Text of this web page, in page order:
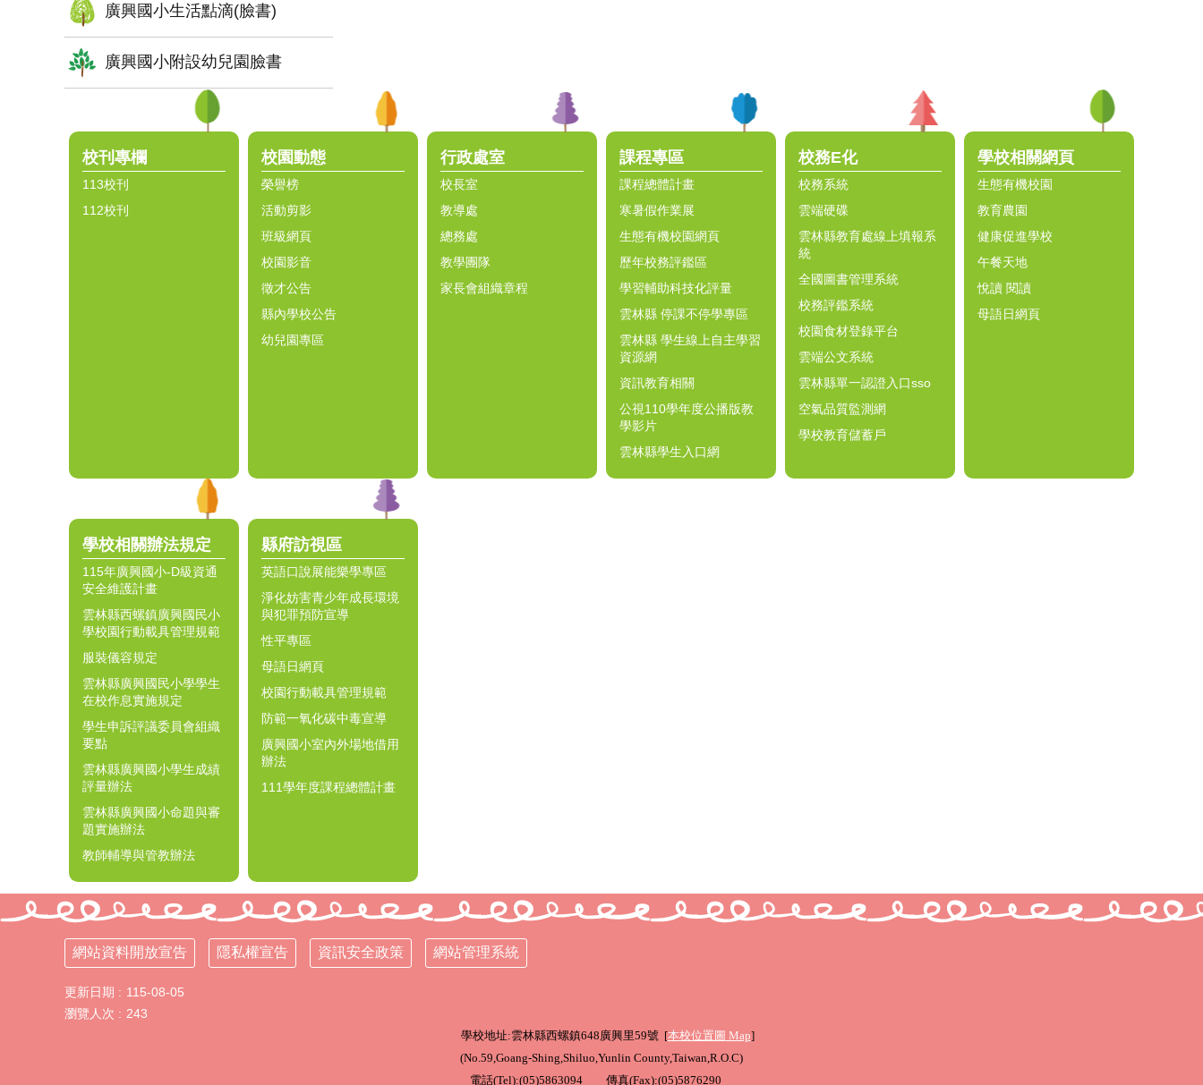
廣興國小生活點滴(臉書)
廣興國小附設幼兒園臉書
校刊專欄
113校刊
112校刊
校園動態
榮譽榜
活動剪影
班級網頁
校園影音
徵才公告
縣內學校公告
幼兒園專區
行政處室
校長室
教導處
總務處
教學團隊
家長會組織章程
課程專區
課程總體計畫
寒暑假作業展
生態有機校園網頁
歷年校務評鑑區
學習輔助科技化評量
雲林縣 停課不停學專區
雲林縣 學生線上自主學習
資源網
資訊教育相關
公視110學年度公播版教
學影片
雲林縣學生入口網
校務E化
校務系統
雲端硬碟
雲林縣教育處線上填報系
統
全國圖書管理系統
校務評鑑系統
校園食材登錄平台
雲端公文系統
雲林縣單一認證入口sso
空氣品質監測網
學校教育儲蓄戶
學校相關網頁
生態有機校園
教育農園
健康促進學校
午餐天地
悅讀 閱讀
母語日網頁
學校相關辦法規定
115年廣興國小-D級資通
安全維護計畫
雲林縣西螺鎮廣興國民小
學校園行動載具管理規範
服裝儀容規定
雲林縣廣興國民小學學生
在校作息實施規定
學生申訴評議委員會組織
要點
雲林縣廣興國小學生成績
評量辦法
雲林縣廣興國小命題與審
題實施辦法
教師輔導與管教辦法
縣府訪視區
英語口說展能樂學專區
淨化妨害青少年成長環境
與犯罪預防宣導
性平專區
母語日網頁
校園行動載具管理規範
防範一氧化碳中毒宣導
廣興國小室內外場地借用
辦法
111學年度課程總體計畫
網站資料開放宣告 隱私權宣告 資訊安全政策 網站管理系統
更新日期
115-08-05
瀏覽人次
243
學校地址:雲林縣西螺鎮648廣興里59號 [本校位置圖 Map]
(No.59,Goang-Shing,Shiluo,Yunlin County,Taiwan,R.O.C)
電話(Tel):(05)5863094 傳真(Fax):(05)5876290